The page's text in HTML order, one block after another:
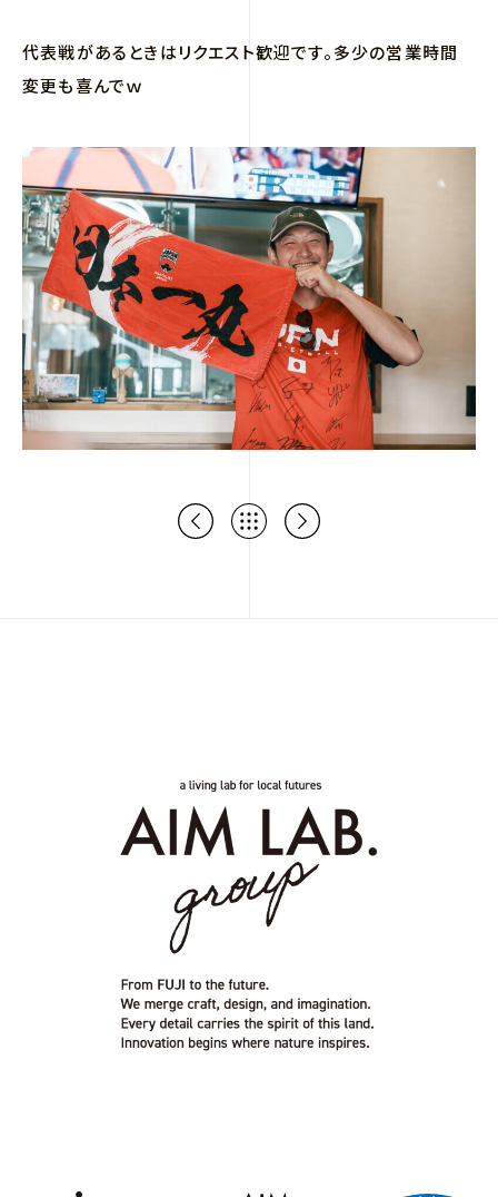
代表戦があるときはリクエスト歓迎です。多少の営業時間
変更も喜んでｗ